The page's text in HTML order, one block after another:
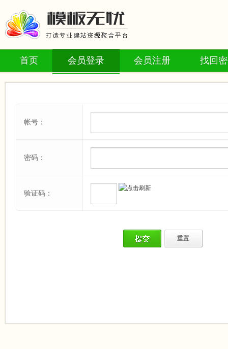
首页 会员登录 会员注册 找回
帐号：
密码：
验证码：